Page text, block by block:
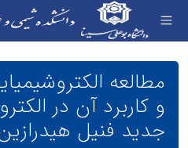
در الکتروسنتز مشتقات
دانشکده شیمی و علوم
مطالعه
و کاربرد آن در
جدید فنیل